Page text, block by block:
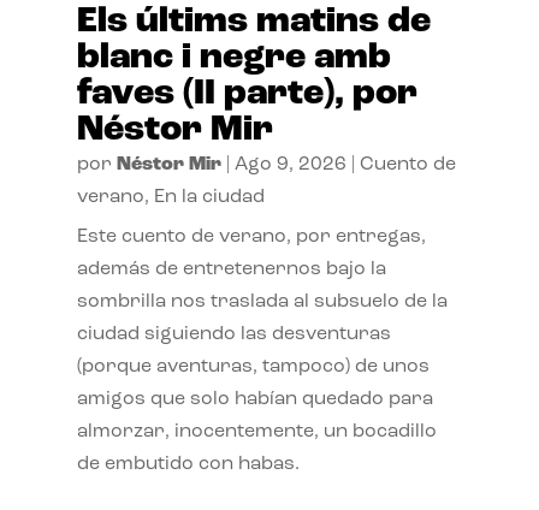
Els últims matins de
blanc i negre amb
faves (II parte), por
Néstor Mir
por Néstor Mir| Ago 9, 2026
Cuento de
verano, En la ciudad
Este cuento de verano, por entregas,
además de entretenernos bajo la
sombrilla nos traslada al subsuelo de la
ciudad siguiendo las desventuras
(porque aventuras, tampoco) de unos
amigos que solo habían quedado para
almorzar, inocentemente, un bocadillo
de embutido con habas.